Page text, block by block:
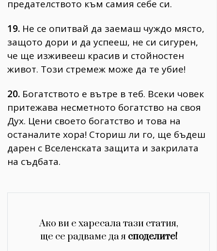
предателството към самия себе си.
19. Не се опитвай да заемаш чуждо място,
защото дори и да успееш, не си сигурен,
че ще изживееш красив и стойностен
живот. Този стремеж може да те убие!
20. Богатството е вътре в теб. Всеки човек
притежава несметното богатство на своя
Дух. Цени своето богатство и това на
останалите хора! Сториш ли го, ще бъдеш
дарен с Вселенската защита и закрилата
на съдбата.
Ако ви е харесала тази статия,
ще се радваме да я споделите!